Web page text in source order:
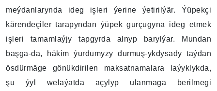
meýdanlarynda ideg işleri ýerine ýetirilýär. Ýüpekçi
kärendeçiler tarapyndan ýüpek gurçugyna ideg etmek
işleri tamamlaýjy tapgyrda alnyp barylýar. Mundan
başga-da, häkim ýurdumyzy durmuş-ykdysady taýdan
ösdürmäge gönükdirilen maksatnamalara laýyklykda,
şu ýyl welaýatda açylyp ulanmaga berilmegi